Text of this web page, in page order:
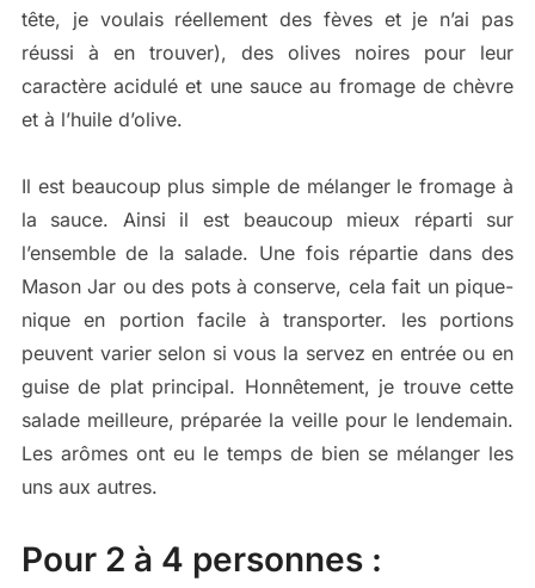
tête, je voulais réellement des fèves et je n’ai pas
réussi à en trouver), des olives noires pour leur
caractère acidulé et une sauce au fromage de chèvre
et à l’huile d’olive.
Il est beaucoup plus simple de mélanger le fromage à
la sauce. Ainsi il est beaucoup mieux réparti sur
l’ensemble de la salade. Une fois répartie dans des
Mason Jar ou des pots à conserve, cela fait un pique-
nique en portion facile à transporter. les portions
peuvent varier selon si vous la servez en entrée ou en
guise de plat principal. Honnêtement, je trouve cette
salade meilleure, préparée la veille pour le lendemain.
Les arômes ont eu le temps de bien se mélanger les
uns aux autres.
Pour 2 à 4 personnes :